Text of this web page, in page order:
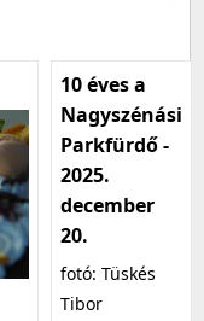
10 éves a
Nagyszénási
Parkfürdő -
2025.
december
20.
fotó: Tüskés
Tibor